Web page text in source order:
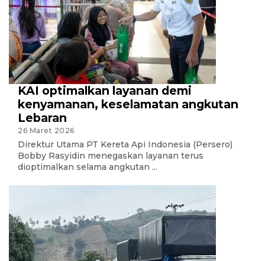
KAI optimalkan layanan demi
kenyamanan, keselamatan angkutan
Lebaran
26 Maret 2026
Direktur Utama PT Kereta Api Indonesia (Persero)
Bobby Rasyidin menegaskan layanan terus
dioptimalkan selama angkutan ...